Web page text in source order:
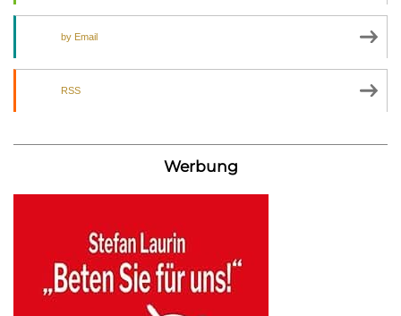
by Email
RSS
Werbung